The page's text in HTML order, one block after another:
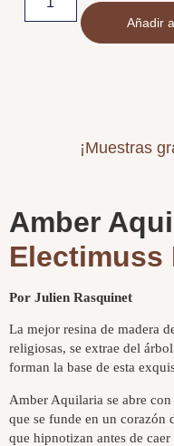
Añadir
¡Muestras
Amber
Electimuss
Por Julien Rasquinet
La mejor resina de madera
religiosas, se extrae del
forman la base de esta
Amber Aquilaria se abre
que se funde en un corazón
que hipnotizan antes de